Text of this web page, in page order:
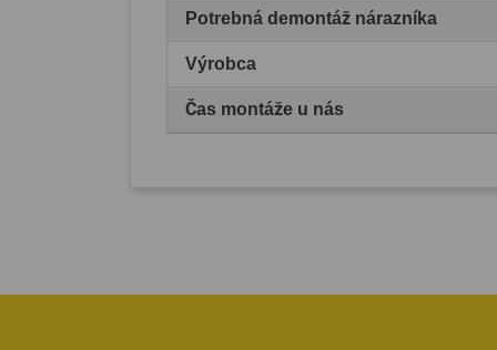
Potrebná demontáž nárazníka
Výrobca
Čas montáže u nás